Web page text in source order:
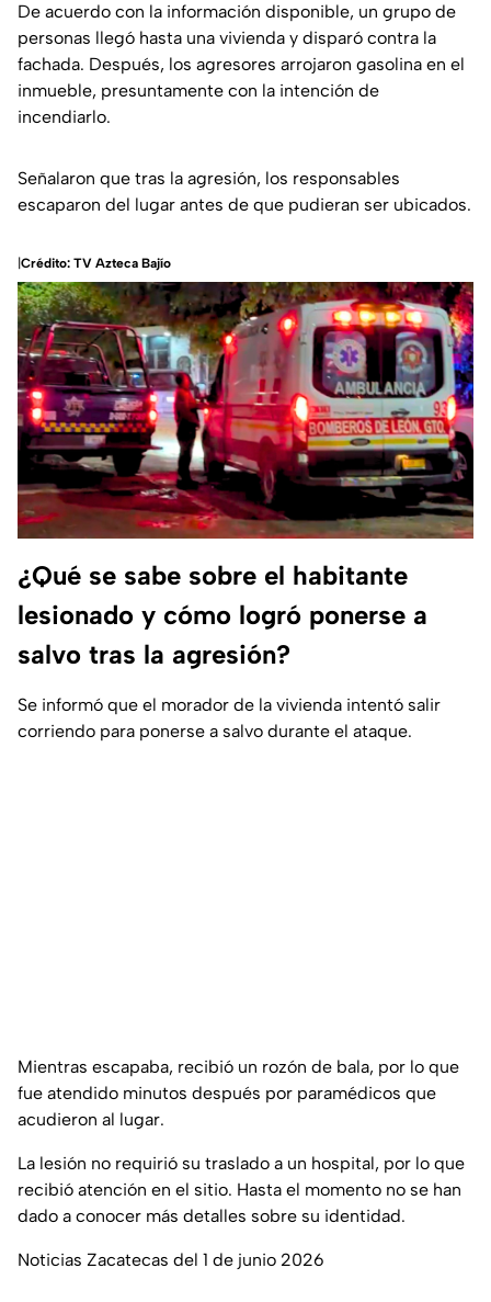
De acuerdo con la información disponible, un grupo de
personas llegó hasta una vivienda y disparó contra la
fachada. Después, los agresores arrojaron gasolina en el
inmueble, presuntamente con la intención de
incendiarlo.
Señalaron que tras la agresión, los responsables
escaparon del lugar antes de que pudieran ser ubicados.
Crédito: TV Azteca Bajío
¿Qué se sabe sobre el habitante
lesionado y cómo logró ponerse a
salvo tras la agresión?
Se informó que el morador de la vivienda intentó salir
corriendo para ponerse a salvo durante el ataque.
Mientras escapaba, recibió un rozón de bala, por lo que
fue atendido minutos después por paramédicos que
acudieron al lugar.
La lesión no requirió su traslado a un hospital, por lo que
recibió atención en el sitio. Hasta el momento no se han
dado a conocer más detalles sobre su identidad.
Noticias Zacatecas del 1 de junio 2026